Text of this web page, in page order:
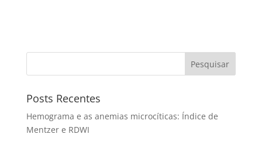
Pesquisar
Posts Recentes
Hemograma e as anemias microcíticas: Índice de
Mentzer e RDWI